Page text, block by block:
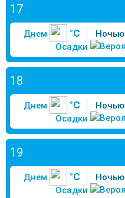
17
Днем °C Ночью
Осадки
18
Днем °C Ночью
Осадки
19
Днем °C Ночью
Осадки